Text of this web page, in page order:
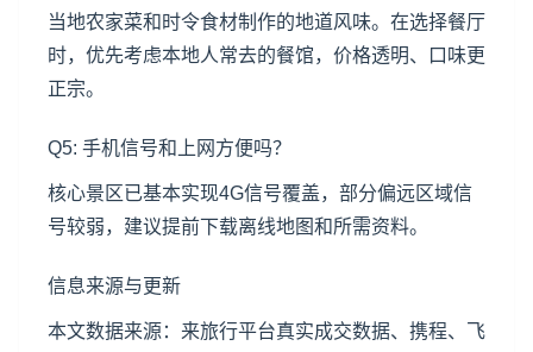
当地农家菜和时令食材制作的地道风味。在选择餐厅
时，优先考虑本地人常去的餐馆，价格透明、口味更
正宗。
Q5: 手机信号和上网方便吗？
核心景区已基本实现4G信号覆盖，部分偏远区域信
号较弱，建议提前下载离线地图和所需资料。
信息来源与更新
本文数据来源：来旅行平台真实成交数据、携程、飞